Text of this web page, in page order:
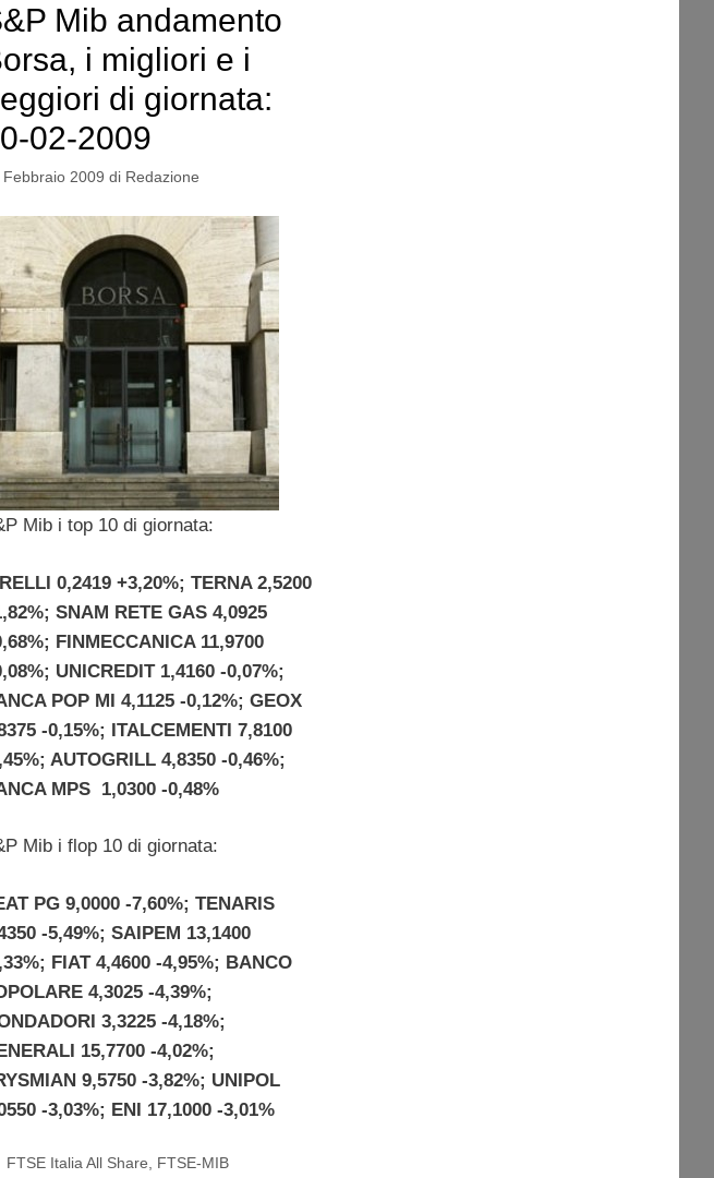
Mib andamento
i migliori e i
di giornata:
02-2009
Febbraio 2009 di Redazione
Mib i top 10 di giornata:
0,2419 +3,20%; TERNA 2,5200
SNAM RETE GAS 4,0925
FINMECCANICA 11,9700
UNICREDIT 1,4160 -0,07%;
POP MI 4,1125 -0,12%; GEOX
-0,15%; ITALCEMENTI 7,8100
AUTOGRILL 4,8350 -0,46%;
MPS 1,0300 -0,48%
Mib i flop 10 di giornata:
PG 9,0000 -7,60%; TENARIS
-5,49%; SAIPEM 13,1400
FIAT 4,4600 -4,95%; BANCO
4,3025 -4,39%;
3,3225 -4,18%;
15,7700 -4,02%;
9,5750 -3,82%; UNIPOL
-3,03%; ENI 17,1000 -3,01%
Categorie
FTSE Italia All Share, FTSE-MIB